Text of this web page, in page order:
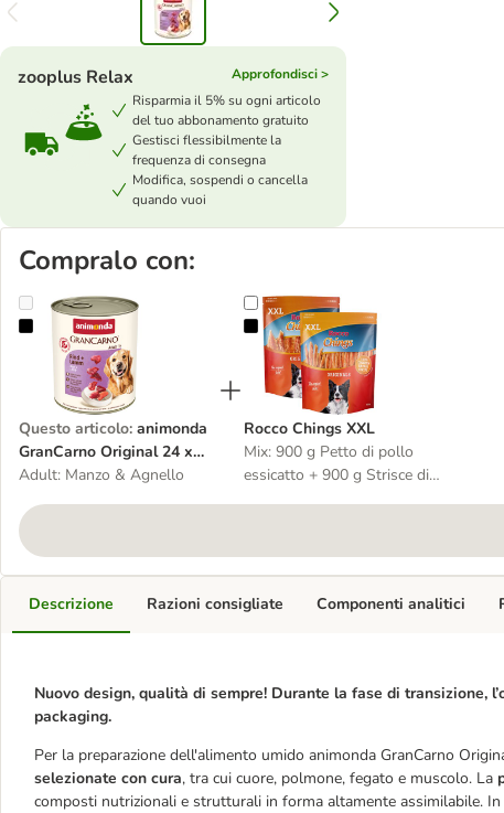
zooplus Relax
Approfondisci >
Risparmia il 5% su ogni articolo
del tuo abbonamento gratuito
Gestisci flessibilmente la
frequenza di consegna
Modifica, sospendi o cancella
quando vuoi
Compralo con:
animonda GranCarno Original 24 x 800 g
Questo articolo: animonda
GranCarno Original 24 x
800 g
Adult: Manzo & Agnello
Rocco Chings XXL
Rocco Chings XXL
Mix: 900 g Petto di pollo
essicatto + 900 g Strisce di
Descrizione
Nuovo design, qualità di sempre! Durante la fase di transizione,
packaging.
Per la preparazione dell'alimento umido animonda GranCarno
selezionate con cura, tra cui cuore, polmone, fegato e muscolo. La
composti nutrizionali e strutturali in forma altamente assimilabile.
Razioni consigliate Componenti analitici